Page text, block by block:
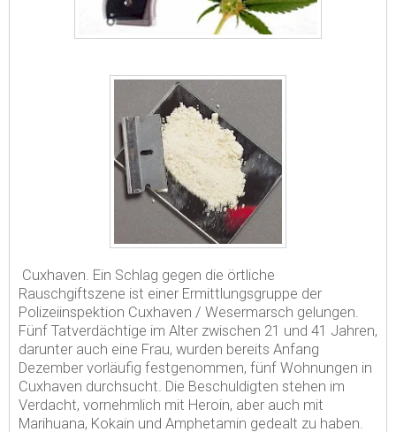
Cuxhaven. Ein Schlag gegen die örtliche
Rauschgiftszene ist einer Ermittlungsgruppe der
Polizeiinspektion Cuxhaven / Wesermarsch gelungen.
Fünf Tatverdächtige im Alter zwischen 21 und 41 Jahren,
darunter auch eine Frau, wurden bereits Anfang
Dezember vorläufig festgenommen, fünf Wohnungen in
Cuxhaven durchsucht. Die Beschuldigten stehen im
Verdacht, vornehmlich mit Heroin, aber auch mit
Marihuana, Kokain und Amphetamin gedealt zu haben.